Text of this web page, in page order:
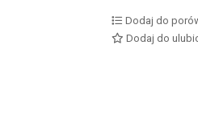
Dodaj do
Dodaj do